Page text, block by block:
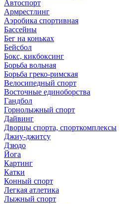
Автоспорт
Армрестлинг
Аэробика спортивная
Бассейны
Бег на коньках
Бейсбол
Бокс, кикбоксинг
Борьба вольная
Борьба греко-римская
Велосипедный спорт
Восточные единоборства
Гандбол
Горнолыжный спорт
Дайвинг
Дворцы спорта, спорткомплексы
Джиу-джитсу
Дзюдо
Йога
Картинг
Катки
Конный спорт
Легкая атлетика
Лыжный спорт